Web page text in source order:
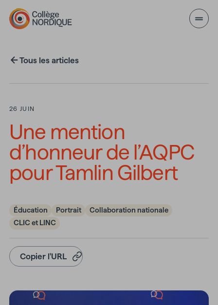
Aller au contenu principal
Tous les articles
26 JUIN
Une mention
d’honneur de l’AQPC
pour Tamlin Gilbert
Éducation Portrait
Collaboration nationale
CLIC et LINC
Copier l'URL